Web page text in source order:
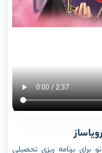
برای برنامه ریزی تحصیلی